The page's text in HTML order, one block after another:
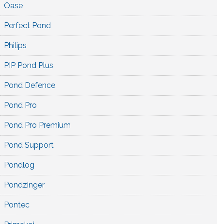
Oase
Perfect Pond
Philips
PIP Pond Plus
Pond Defence
Pond Pro
Pond Pro Premium
Pond Support
Pondlog
Pondzinger
Pontec